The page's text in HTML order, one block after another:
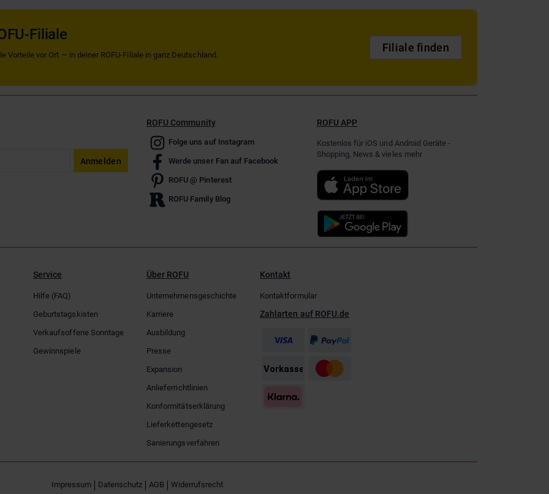
Filiale
Vorteile vor Ort — in deiner ROFU-Filiale in ganz Deutschland.
Filiale finden
Anmelden
ROFU Community
Folge uns auf Instagram
Werde unser Fan auf Facebook
ROFU @ Pinterest
ROFU Family Blog
ROFU APP
Kostenlos für iOS und Android Geräte -
Shopping, News & vieles mehr
Service
Hilfe (FAQ)
Geburtstagskisten
Verkaufsoffene Sonntage
Gewinnspiele
Über ROFU
Unternehmensgeschichte
Karriere
Ausbildung
Presse
Expansion
Anlieferrichtlinien
Konformitätserklärung
Lieferkettengesetz
Sanierungsverfahren
Kontakt
Kontaktformular
Zahlarten auf ROFU.de
Impressum Datenschutz AGB Widerrufsrecht